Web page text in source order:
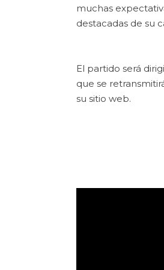
muchas
destacadas de su
El partido será
que se
su sitio web.